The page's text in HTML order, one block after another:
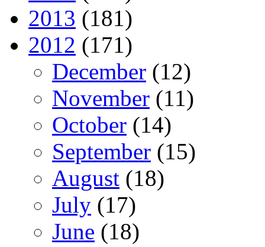
2013 (181)
2012 (171)
December (12)
November (11)
October (14)
September (15)
August (18)
July (17)
June (18)